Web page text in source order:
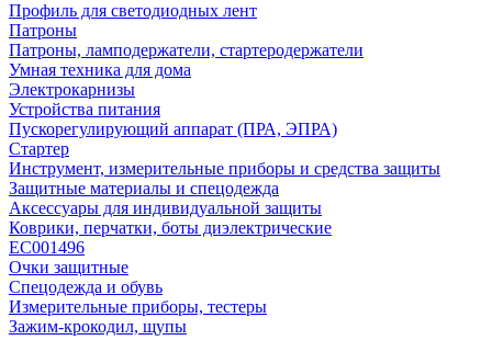
Профиль для светодиодных лент
Патроны
Патроны, ламподержатели, стартеродержатели
Умная техника для дома
Электрокарнизы
Устройства питания
Пускорегулирующий аппарат (ПРА, ЭПРА)
Стартер
Инструмент, измерительные приборы и средства защиты
Защитные материалы и спецодежда
Аксессуары для индивидуальной защиты
Коврики, перчатки, боты диэлектрические
EC001496
Очки защитные
Спецодежда и обувь
Измерительные приборы, тестеры
Зажим-крокодил, щупы